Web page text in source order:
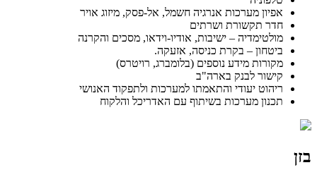
אפיון מערכות אנרגיה חשמל, אל-פסק, מיזוג אויר
חדר תקשורת ושרתים
מולטימדיה – ישיבות, אודיו-וידאו, מסכים והקרנה
ביטחון – בקרת כניסה, אזעקה.
מקורות מידע נוספים (בלומברג, רויטרס)
קישור לבנק בארה"ב
ריהוט יעודי והתאמתו למערכות ולתפקוד האנושי
תכנון מערכות בשיתוף עם האדריכל והלקוח
בזן